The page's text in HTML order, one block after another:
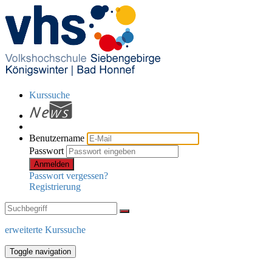
Kurssuche
Benutzername
Passwort
Anmelden
Passwort vergessen?
Registrierung
erweiterte Kurssuche
Toggle navigation